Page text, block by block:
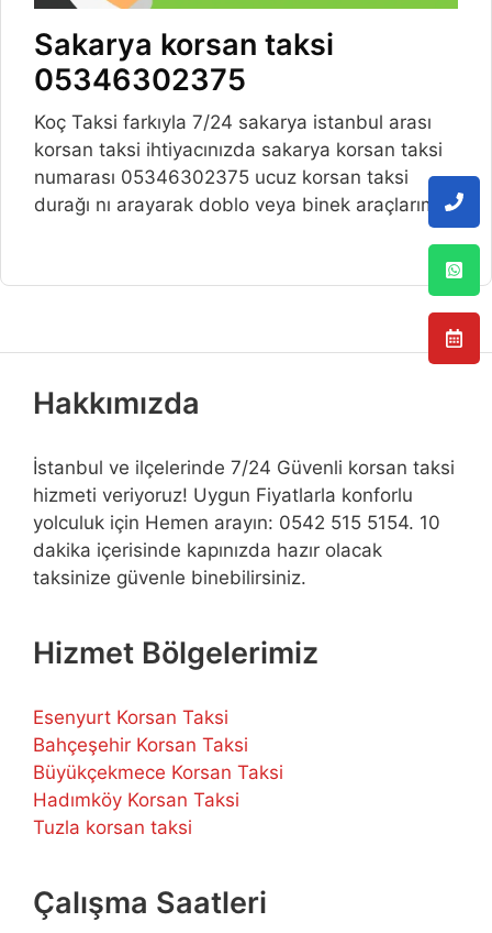
Sakarya korsan taksi
05346302375
Koç Taksi farkıyla 7/24 sakarya istanbul arası
korsan taksi ihtiyacınızda sakarya korsan taksi
numarası 05346302375 ucuz korsan taksi
durağı nı arayarak doblo veya binek araçlarımız
Hakkımızda
İstanbul ve ilçelerinde 7/24 Güvenli korsan taksi
hizmeti veriyoruz! Uygun Fiyatlarla konforlu
yolculuk için Hemen arayın: 0542 515 5154. 10
dakika içerisinde kapınızda hazır olacak
taksinize güvenle binebilirsiniz.
Hizmet Bölgelerimiz
Esenyurt Korsan Taksi
Bahçeşehir Korsan Taksi
Büyükçekmece Korsan Taksi
Hadımköy Korsan Taksi
Tuzla korsan taksi
Çalışma Saatleri